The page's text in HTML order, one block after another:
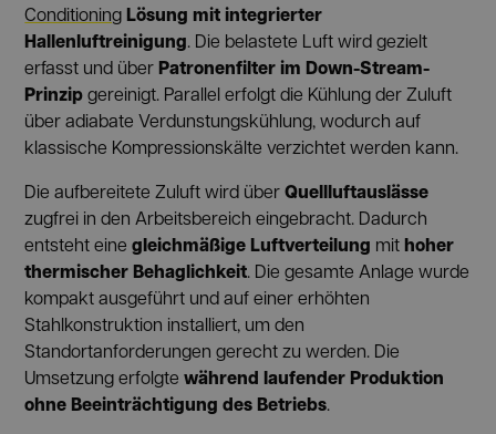
Conditioning Lösung mit integrierter
Hallenluftreinigung. Die belastete Luft wird gezielt
erfasst und überPatronenfilter im Down-Stream-
Prinzipgereinigt. Parallel erfolgt die Kühlung der Zuluft
über adiabate Verdunstungskühlung, wodurch auf
klassische Kompressionskälte verzichtet werden kann.
Die aufbereitete Zuluft wird überQuellluftauslässe
zugfrei in den Arbeitsbereich eingebracht. Dadurch
entsteht einegleichmäßige Luftverteilung mithoher
thermischer Behaglichkeit. Die gesamte Anlage wurde
kompakt ausgeführt und auf einer erhöhten
Stahlkonstruktion installiert, um den
Standortanforderungen gerecht zu werden. Die
Umsetzung erfolgtewährend laufender Produktion
ohne Beeinträchtigung des Betriebs.